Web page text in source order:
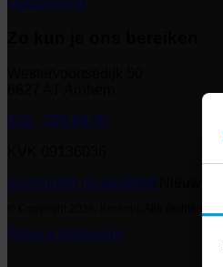
026 - 389 89 00
Inschrijven nieuwsbrief
Privacy statement